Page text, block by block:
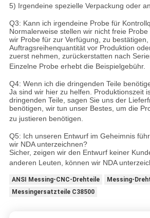
5) Irgendeine spezielle Verpackung oder
Q3: Kann ich irgendeine Probe für
Normalerweise stellen wir nicht freie
wir Probe für zur Verfügung, zu bestätigen,
Auftragsreihenquantität vor Produktion
zuerst nehmen, zurückerstatten nach
Einzelne Probe erhebt die Beispielgebühr.
Q4: Wenn ich die dringenden Teile
Ja sind wir hier zu helfen. Produktionszeit
dringenden Teile, sagen Sie uns der
benötigen, wir tun unser Bestes, um die
zu justieren benötigen.
Q5: Ich unseren Entwurf im Geheimnis
wir NDA unterzeichnen?
Sicher, zeigen wir den Entwurf keiner
anderen Leuten, können wir NDA
ANSI Messing-CNC-Drehteile
Messing-
Messingersatzteile C38500